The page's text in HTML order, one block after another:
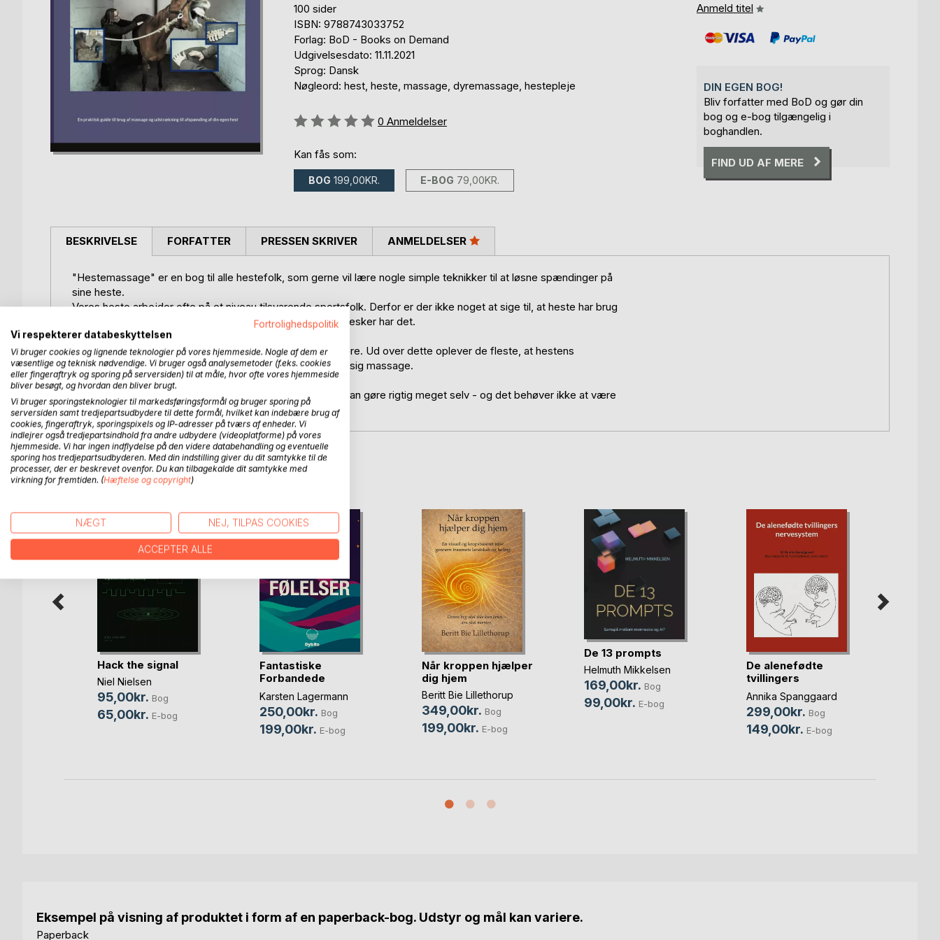
100 sider
ISBN: 9788743033752
Forlag: BoD - Books on Demand
Udgivelsesdato: 11.11.2021
Sprog: Dansk
Nøgleord: hest, heste, massage, dyremassage, hestepleje
Anmeldelse::
0 Anmeldelser
Kan fås som:
BOG 199,00KR. E-BOG 79,00KR.
Anmeld titel
DIN EGEN BOG!
Bliv forfatter med BoD og gør din
bog og e-bog tilgængelig i
boghandlen.
FIND UD AF MERE
BESKRIVELSE
"Hestemassage" er en bog til alle hestefolk, som gerne vil lære nogle simple teknikker til at løsne spændinger på
sine heste.
Vores heste arbejder ofte på et niveau tilsvarende sportsfolk. Derfor er der ikke noget at sige til, at heste har brug
for massage og anden afspænding, ligesom mange mennesker har det.
I dag ved vi, at massage kan øge hestens trivsel og velvære. Ud over dette oplever de fleste, at hestens
præstationer i ridningen forbedres markant ved regelmæssig massage.
Nogle tilfælde kræver professionel hjælp, men ofte kan man gøre rigtig meget selv - og det behøver ikke at være
svært. Denne bog hjælper dig i gang!
FORFATTER PRESSEN SKRIVER ANMELDELSER
FLERE TITLER HOSBoD
Hack the signal
Niel Nielsen
95,00kr. Bog
65,00kr. E-bog
Fantastiske
Forbandede
Følelser
Karsten Lagermann
250,00kr. Bog
199,00kr. E-bog
Når kroppen hjælper
dig hjem
Beritt Bie Lillethorup
349,00kr. Bog
199,00kr. E-bog
De 13 prompts
Helmuth Mikkelsen
169,00kr. Bog
99,00kr. E-bog
De alenefødte
tvillingers
nervesystem
Annika Spanggaard
299,00kr. Bog
149,00kr. E-bog
Eksempel på visning af produktet i form af en paperback-bog. Udstyr og mål kan variere.
Paperback
Fortrolighedspolitik
Vi respekterer databeskyttelsen
Vi bruger cookies og lignende teknologier på vores hjemmeside. Nogle af dem er
væsentlige og teknisk nødvendige. Vi bruger også analysemetoder (f.eks. cookies
eller fingeraftryk og sporing på serversiden) til at måle, hvor ofte vores hjemmeside
bliver besøgt, og hvordan den bliver brugt.
Vi bruger sporingsteknologier til markedsføringsformål og bruger sporing på
serversiden samt tredjepartsudbydere til dette formål, hvilket kan indebære brug af
cookies, fingeraftryk, sporingspixels og IP-adresser på tværs af enheder. Vi
indlejrer også tredjepartsindhold fra andre udbydere (videoplatforme) på vores
hjemmeside. Vi har ingen indflydelse på den videre databehandling og eventuelle
sporing hos tredjepartsudbyderen. Med din indstilling giver du dit samtykke til de
processer, der er beskrevet ovenfor. Du kan tilbagekalde dit samtykke med
virkning for fremtiden. (Hæftelse og copyright)
NÆGT NEJ, TILPAS COOKIES
ACCEPTER ALLE